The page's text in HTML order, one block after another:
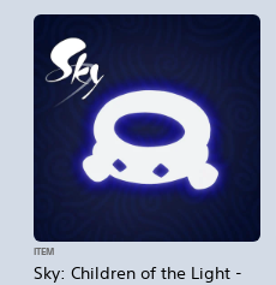
Sky: Children of the Light -
ITEM